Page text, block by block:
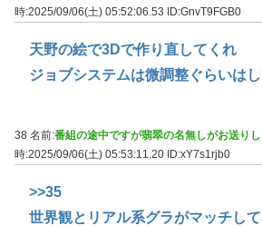
時:2025/09/06(土) 05:52:06.53
ID:GnvT9FGB0
天野の絵で3Dで作り直してくれ
ジョブシステムは微調整ぐらいは
38 名前:番組の途中ですが翡翠の名無しがお送り
時:2025/09/06(土) 05:53:11.20 ID:xY7s1rjb0
>>35
世界観とリアル系グラがマッチし